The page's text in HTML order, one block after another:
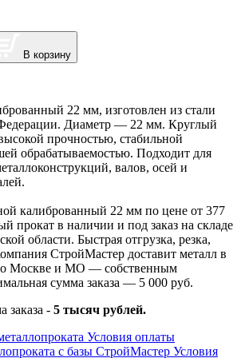
В корзину
22 мм, изготовлен из стали
Диаметр — 22 мм. Круглый
прочностью, стабильной
обрабатываемостью. Подходит для
валов, осей и
калиброванный 22 мм по цене от 377
прокат в наличии и под заказ на складе
области. Быстрая отгрузка, резка,
СтройМастер доставит металл в
Москве и МО — собственным
сумма заказа — 5 000 руб.
заказа - 5 тысяч рублей.
Условия оплаты
Условия